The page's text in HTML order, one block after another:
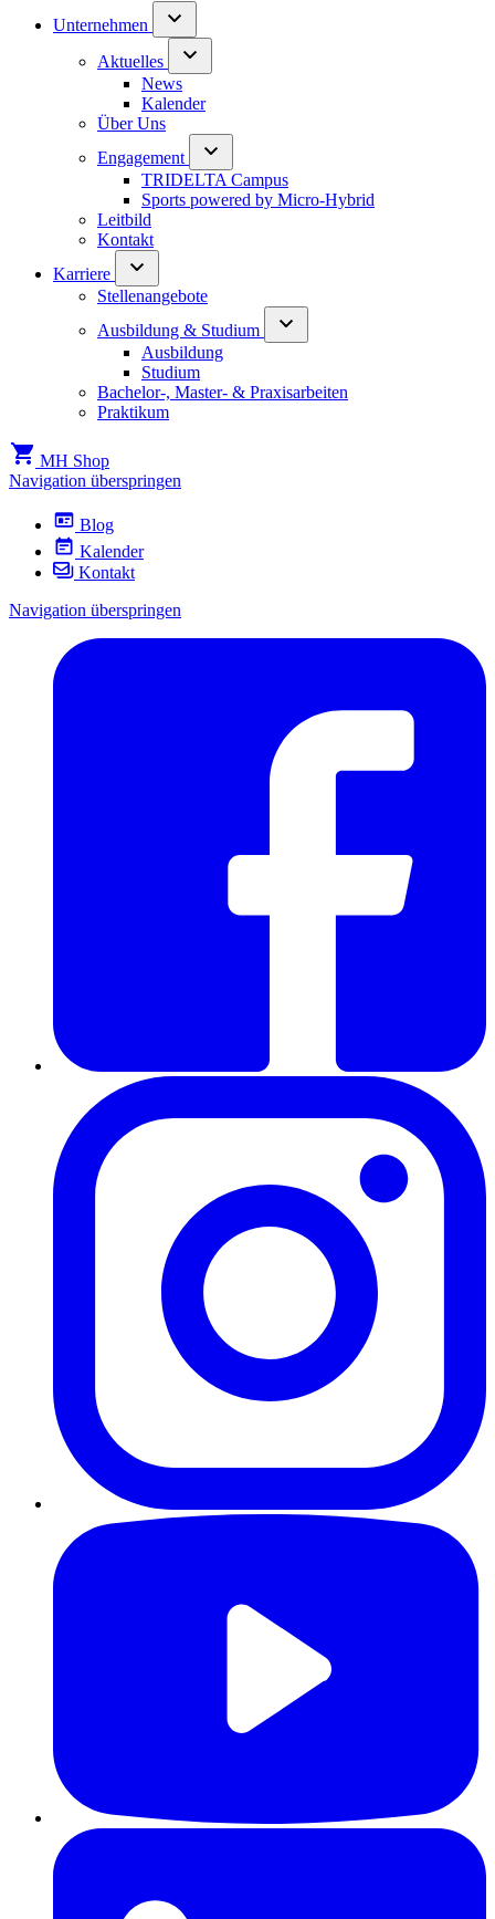
Unternehmen
Aktuelles
News
Kalender
Über Uns
Engagement
TRIDELTA Campus
Sports powered by Micro-Hybrid
Leitbild
Kontakt
Karriere
Stellenangebote
Ausbildung & Studium
Ausbildung
Studium
Bachelor-, Master- & Praxisarbeiten
Praktikum
MH Shop
Navigation überspringen
Blog
Kalender
Kontakt
Navigation überspringen